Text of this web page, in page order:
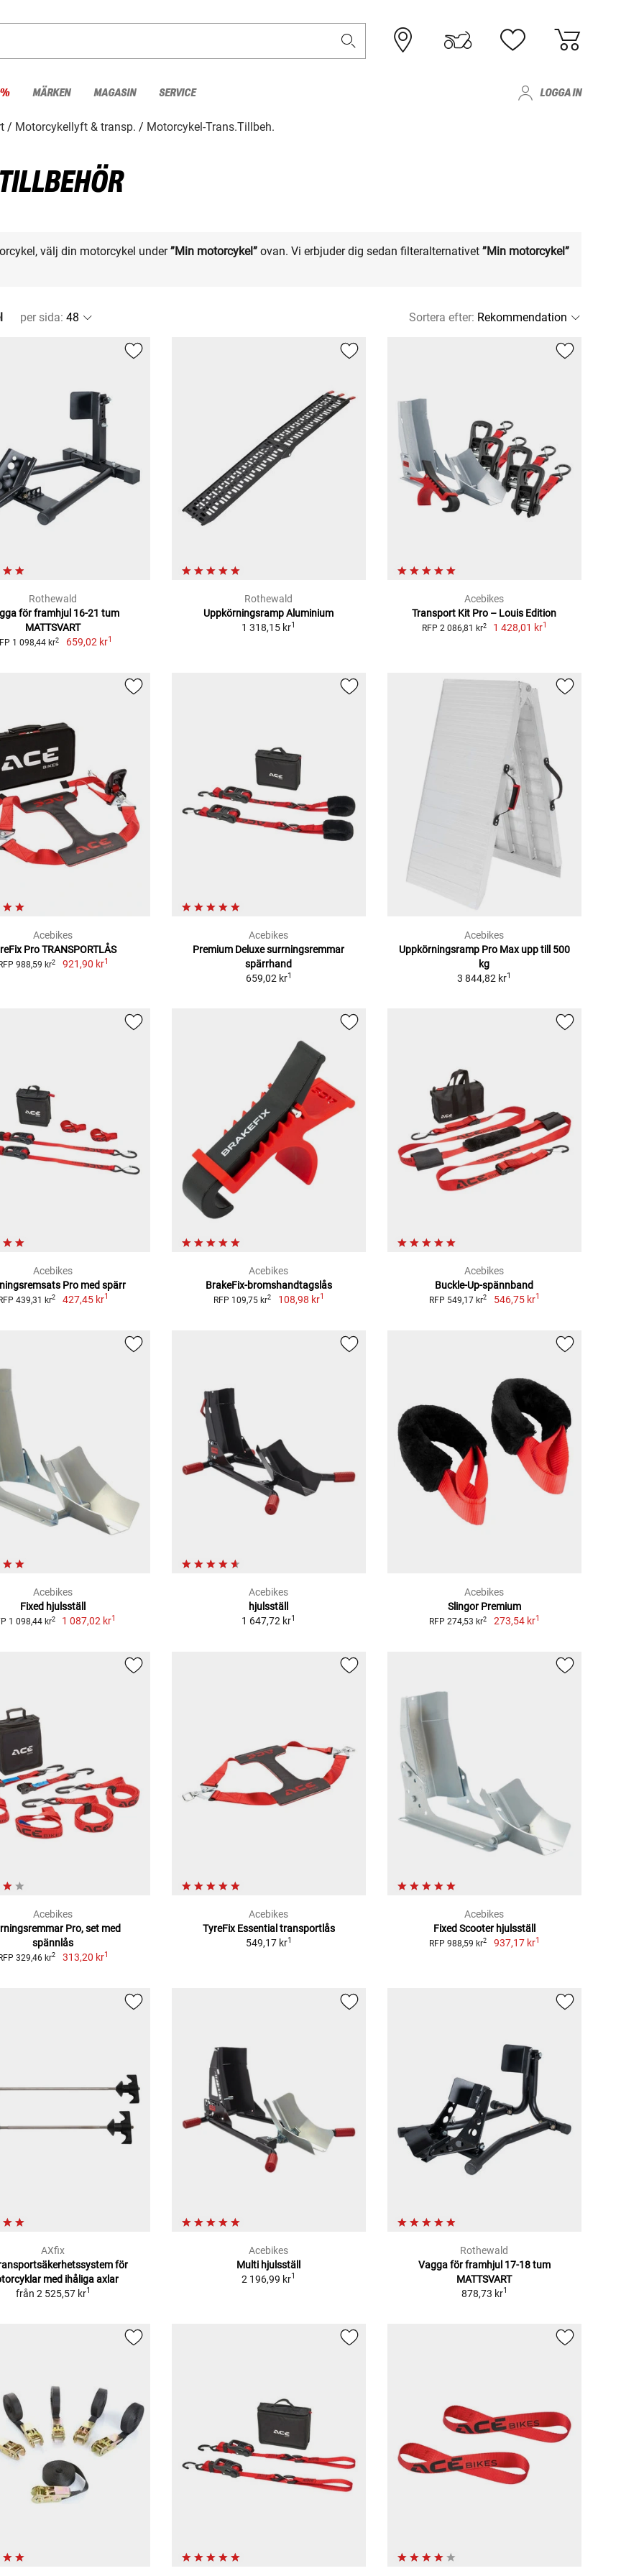
MÄRKEN MAGASIN SERVICE LOGGA IN
Motorcykellyft & transp. Motorcykel-Trans.Tillbeh.
välj din motorcykel under”Min motorcykel” ovan. Vi erbjuder dig sedan filteralternativet ”Min motorcykel”
per sida: Sortera efter:
Rothewald
för framhjul 16-21 tum
MATTSVART
1 098,44 kr2 659,02 kr1
Rothewald
Uppkörningsramp Aluminium
1 318,15 kr1
Acebikes
Transport Kit Pro – Louis Edition
RFP 2 086,81 kr2 1 428,01 kr1
Acebikes
Pro TRANSPORTLÅS
988,59 kr2 921,90 kr1
Acebikes
Premium Deluxe surrningsremmar
spärrhand
659,02 kr1
Acebikes
Uppkörningsramp Pro Max upp till 500
kg
3 844,82 kr1
Acebikes
Pro med spärr
439,31 kr2 427,45 kr1
Acebikes
BrakeFix-bromshandtagslås
RFP 109,75 kr2 108,98 kr1
Acebikes
Buckle-Up-spännband
RFP 549,17 kr2 546,75 kr1
Acebikes
Fixed hjulsställ
1 098,44 kr2 1 087,02 kr1
Acebikes
hjulsställ
1 647,72 kr1
Acebikes
Slingor Premium
RFP 274,53 kr2 273,54 kr1
Acebikes
Pro, set med
spännlås
329,46 kr2 313,20 kr1
Acebikes
TyreFix Essential transportlås
549,17 kr1
Acebikes
Fixed Scooter hjulsställ
RFP 988,59 kr2 937,17 kr1
AXfix
för
med ihåliga axlar
från 2 525,57 kr1
Acebikes
Multi hjulsställ
2 196,99 kr1
Rothewald
Vagga för framhjul 17-18 tum
MATTSVART
878,73 kr1